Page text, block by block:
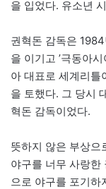
을 입었다. 유소년
권혁돈 감독은
을 이기고 ’극동아
아 대표로 세계리틀
을 토했다. 그 당시
혁돈 감독이었다.
뜻하지 않은 부상으
야구를 너무 사랑한
으로 야구를 포기하